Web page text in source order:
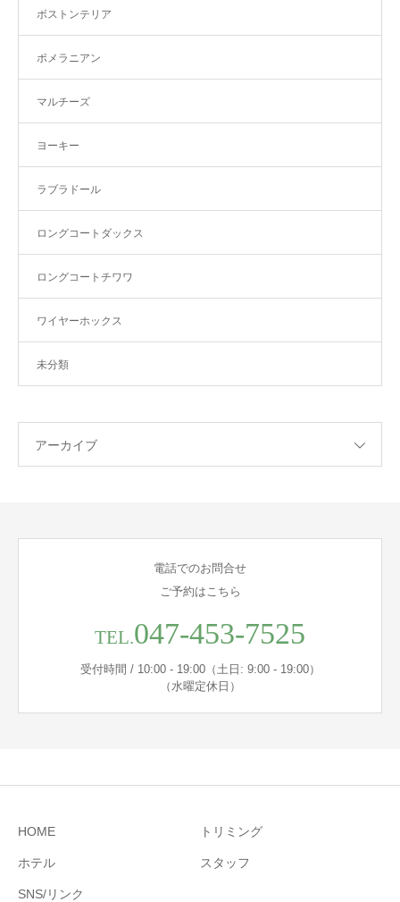
ボストンテリア
ポメラニアン
マルチーズ
ヨーキー
ラブラドール
ロングコートダックス
ロングコートチワワ
ワイヤーホックス
未分類
アーカイブ
電話でのお問合せ
ご予約はこちら
TEL.047-453-7525
受付時間 / 10:00 - 19:00（土日: 9:00 - 19:00）
（水曜定休日）
HOME トリミング
ホテル スタッフ
SNS/リンク